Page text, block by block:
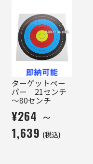
ターゲットペー
パー 21センチ
～80センチ
¥264 ～
1,639 (税込)